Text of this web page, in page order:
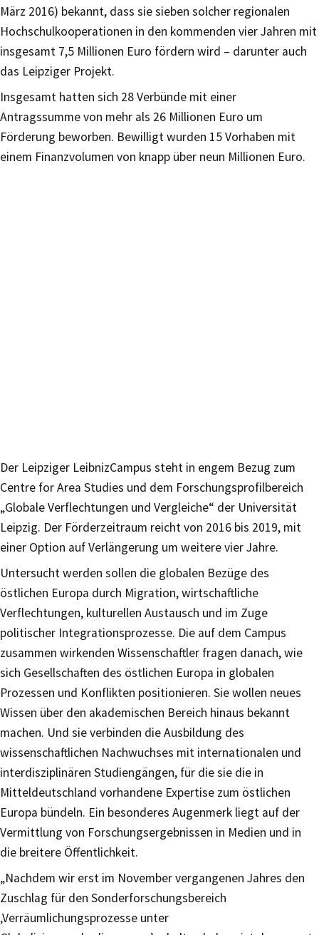
März 2016) bekannt, dass sie sieben solcher regionalen
Hochschulkooperationen in den kommenden vier Jahren mit
insgesamt 7,5 Millionen Euro fördern wird – darunter auch
das Leipziger Projekt.
Insgesamt hatten sich 28 Verbünde mit einer
Antragssumme von mehr als 26 Millionen Euro um
Förderung beworben. Bewilligt wurden 15 Vorhaben mit
einem Finanzvolumen von knapp über neun Millionen Euro.
Der Leipziger LeibnizCampus steht in engem Bezug zum
Centre for Area Studies und dem Forschungsprofilbereich
„Globale Verflechtungen und Vergleiche“ der Universität
Leipzig. Der Förderzeitraum reicht von 2016 bis 2019, mit
einer Option auf Verlängerung um weitere vier Jahre.
Untersucht werden sollen die globalen Bezüge des
östlichen Europa durch Migration, wirtschaftliche
Verflechtungen, kulturellen Austausch und im Zuge
politischer Integrationsprozesse. Die auf dem Campus
zusammen wirkenden Wissenschaftler fragen danach, wie
sich Gesellschaften des östlichen Europa in globalen
Prozessen und Konflikten positionieren. Sie wollen neues
Wissen über den akademischen Bereich hinaus bekannt
machen. Und sie verbinden die Ausbildung des
wissenschaftlichen Nachwuchses mit internationalen und
interdisziplinären Studiengängen, für die sie die in
Mitteldeutschland vorhandene Expertise zum östlichen
Europa bündeln. Ein besonderes Augenmerk liegt auf der
Vermittlung von Forschungsergebnissen in Medien und in
die breitere Öffentlichkeit.
„Nachdem wir erst im November vergangenen Jahres den
Zuschlag für den Sonderforschungsbereich
‚Verräumlichungsprozesse unter